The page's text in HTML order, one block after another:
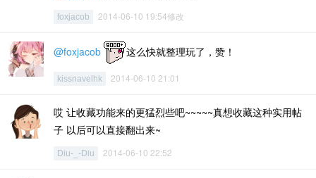
foxjacob 2014-06-10 19:54修改
@foxjacob 这么快就整理玩了，赞！
kissnavelhk 2014-06-10 21:01
哎 让收藏功能来的更猛烈些吧~~~~~真想收藏这种实用帖
子 以后可以直接翻出来~
Diu-_-Diu 2014-06-10 22:52